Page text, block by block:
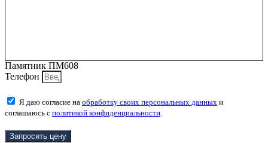
Памятник ПМ608
Телефон
Я даю согласие на обработку своих персональных данных и
соглашаюсь с политикой конфиденциальности
Запросить цену